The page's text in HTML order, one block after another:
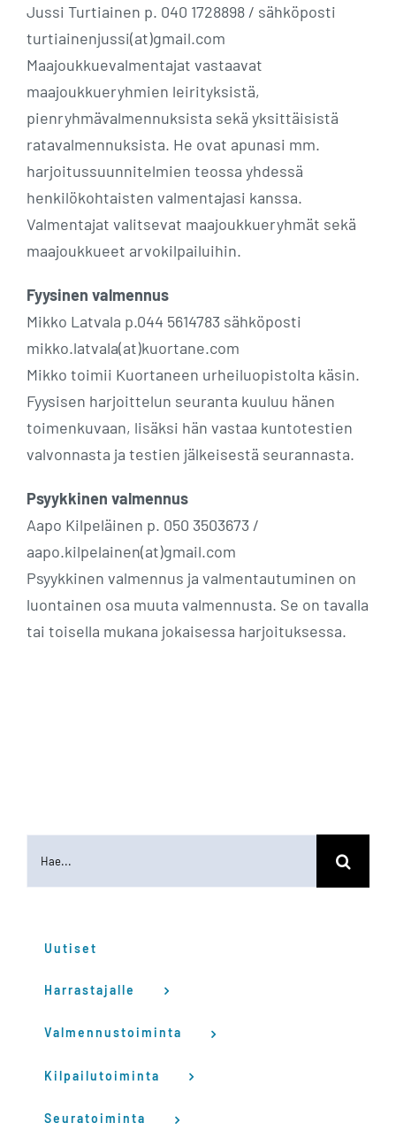
Jussi Turtiainen p. 040 1728898 / sähköposti
turtiainenjussi(at)gmail.com
Maajoukkuevalmentajat vastaavat
maajoukkueryhmien leirityksistä,
pienryhmävalmennuksista sekä yksittäisistä
ratavalmennuksista. He ovat apunasi mm.
harjoitussuunnitelmien teossa yhdessä
henkilökohtaisten valmentajasi kanssa.
Valmentajat valitsevat maajoukkueryhmät sekä
maajoukkueet arvokilpailuihin.
Fyysinen valmennus
Mikko Latvala p.044 5614783 sähköposti
mikko.latvala(at)kuortane.com
Mikko toimii Kuortaneen urheiluopistolta käsin.
Fyysisen harjoittelun seuranta kuuluu hänen
toimenkuvaan, lisäksi hän vastaa kuntotestien
valvonnasta ja testien jälkeisestä seurannasta.
Psyykkinen valmennus
Aapo Kilpeläinen p. 050 3503673 /
aapo.kilpelainen(at)gmail.com
Psyykkinen valmennus ja valmentautuminen on
luontainen osa muuta valmennusta. Se on tavalla
tai toisella mukana jokaisessa harjoituksessa.
Uutiset
Harrastajalle
Valmennustoiminta
Kilpailutoiminta
Seuratoiminta